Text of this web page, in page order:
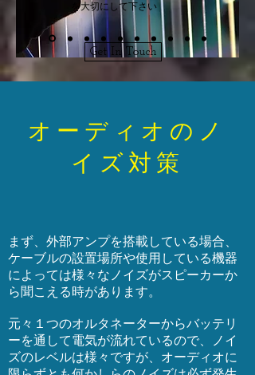
を大切にして下さい
Get In Touch
​オーディオのノ
イズ対策
まず、外部アンプを搭載している場合、
ケーブルの設置場所や使用している機器
によっては様々なノイズがスピーカーか
ら聞こえる時があります。
元々１つのオルタネーターからバッテリ
ーを通して電気が流れているので、ノイ
ズのレベルは様々ですが、オーディオに